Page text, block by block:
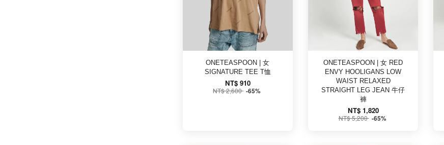
ONETEASPOON | 女
SIGNATURE TEE T恤
NT$ 910
NT$ 2,600 -65%
ONETEASPOON | 女 RED
ENVY HOOLIGANS LOW
WAIST RELAXED
STRAIGHT LEG JEAN 牛仔
褲
NT$ 1,820
NT$ 5,200 -65%